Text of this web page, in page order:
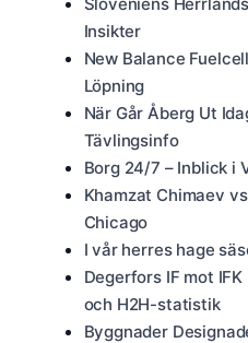
Insikter
New Balance
Löpning
När Går Åberg Ut
Tävlingsinfo
Borg 24/7 – Inblick i
Khamzat Chimaev
Chicago
I vår herres hage
Degerfors IF mot
och H2H-statistik
Byggnader